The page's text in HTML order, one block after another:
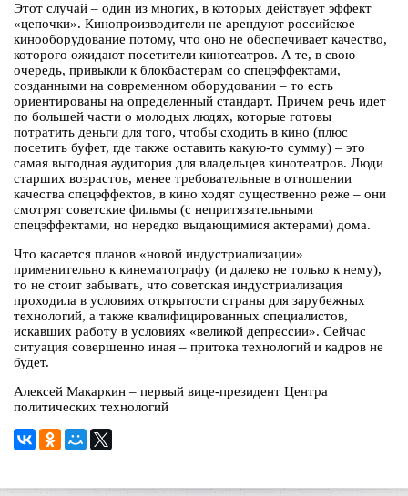
Этот случай – один из многих, в которых действует эффект
«цепочки». Кинопроизводители не арендуют российское
кинооборудование потому, что оно не обеспечивает качество,
которого ожидают посетители кинотеатров. А те, в свою
очередь, привыкли к блокбастерам со спецэффектами,
созданными на современном оборудовании – то есть
ориентированы на определенный стандарт. Причем речь идет
по большей части о молодых людях, которые готовы
потратить деньги для того, чтобы сходить в кино (плюс
посетить буфет, где также оставить какую-то сумму) – это
самая выгодная аудитория для владельцев кинотеатров. Люди
старших возрастов, менее требовательные в отношении
качества спецэффектов, в кино ходят существенно реже – они
смотрят советские фильмы (с непритязательными
спецэффектами, но нередко выдающимися актерами) дома.
Что касается планов «новой индустриализации»
применительно к кинематографу (и далеко не только к нему),
то не стоит забывать, что советская индустриализация
проходила в условиях открытости страны для зарубежных
технологий, а также квалифицированных специалистов,
искавших работу в условиях «великой депрессии». Сейчас
ситуация совершенно иная – притока технологий и кадров не
будет.
Алексей Макаркин – первый вице-президент Центра
политических технологий